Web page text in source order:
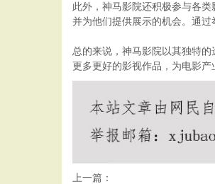
此外，神马影院还积极参与各
并为他们提供展示的机会。通
总的来说，神马影院以其独特
更多更好的影视作品，为电影
上一篇：